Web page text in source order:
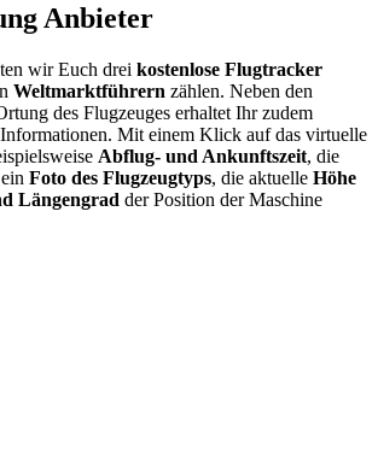
Anbieter
wir Euch drei kostenlose Flugtracker
Weltmarktführern zählen. Neben den
des Flugzeuges erhaltet Ihr zudem
Informationen. Mit einem Klick auf das virtuelle
Abflug- und Ankunftszeit, die
Foto des Flugzeugtyps, die aktuelle Höhe
Längengrad der Position der Maschine